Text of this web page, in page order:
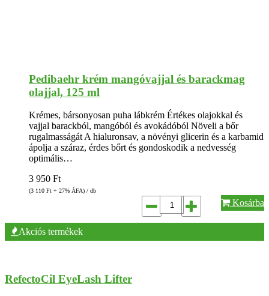
Pedibaehr krém mangóvajjal és barackmag
olajjal, 125 ml
Krémes, bársonyosan puha lábkrém Értékes olajokkal és
vajjal barackból, mangóból és avokádóból Növeli a bőr
rugalmasságát A hialuronsav, a növényi glicerin és a karbamid
ápolja a száraz, érdes bőrt és gondoskodik a nedvesség
optimális…
3 950 Ft
(3 110 Ft + 27% ÁFA) / db
Kosárba
Akciós termékek
RefectoCil EyeLash Lifter